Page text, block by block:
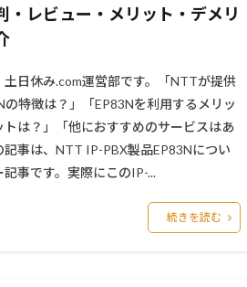
・レビュー・メリット・デメリ
土日休み.com運営部です。「NTTが提供
の特徴は？」「EP83Nを利用するメリッ
トは？」「他におすすめのサービスはあ
記事は、NTT IP-PBX製品EP83Nについ
記事です。実際にこのIP-...
続きを読む